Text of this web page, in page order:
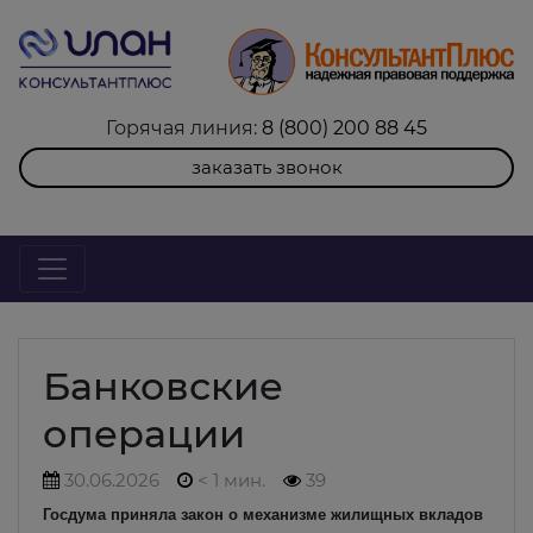
Горячая линия: 8 (800) 200 88 45
заказать звонок
Банковские
операции
30.06.2026 < 1 мин. 39
Госдума приняла закон о механизме жилищных вкладов